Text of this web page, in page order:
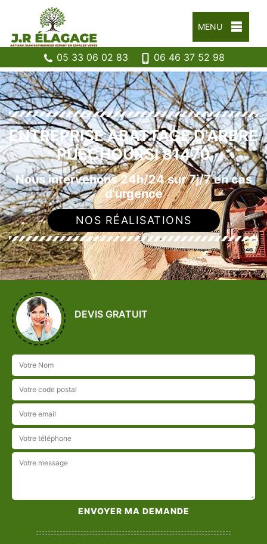
MENU
05 33 06 02 83 06 46 37 52 98
ENTREPRISE ABATTAGE D'ARBRE
PUECHOURSI 81470
Nous intervenons 24h/24 sur 7j/7 en cas
d'urgence
NOS RÉALISATIONS
DEVIS GRATUIT